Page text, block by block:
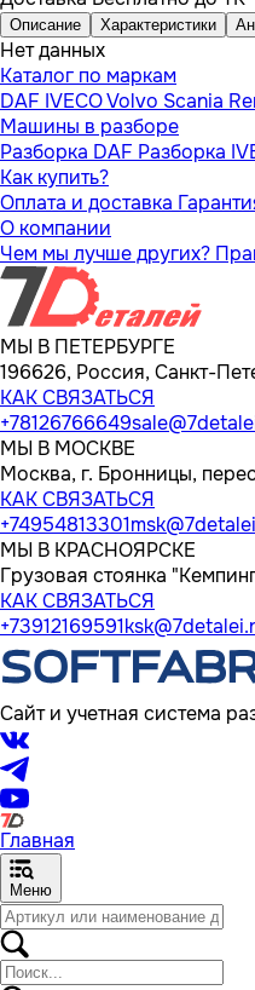
Описание Характеристики
Нет данных
Каталог по маркам
DAF IVECOVolvo Scania
Машины в разборе
Разборка DAF Разборка
Как купить?
Оплата и доставка
О компании
Чем мы лучше других?
МЫ В ПЕТЕРБУРГЕ
196626, Россия, Санкт-
КАК СВЯЗАТЬСЯ
+78126766649
МЫ В МОСКВЕ
Москва, г. Бронницы,
КАК СВЯЗАТЬСЯ
+74954813301
МЫ В КРАСНОЯРСКЕ
Грузовая стоянка
КАК СВЯЗАТЬСЯ
+73912169591
Сайт и учетная система
Главная
Меню